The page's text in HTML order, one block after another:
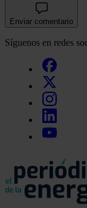
Enviar comentario
Síguenos en redes